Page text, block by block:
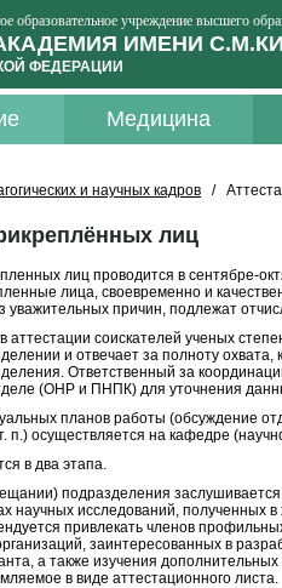
образовательное учреждение высшего
ИМЕНИ
ФЕДЕРАЦИИ
Медицина
и научных кадров /
лиц
лиц проводится в сентябре-
лица, своевременно и
причин, подлежат
соискателей ученых
и отвечает за полноту охвата,
Ответственный за
(ОНР и ПНПК) для уточнения
планов работы (обсуждение
п.) осуществляется на кафедре
в два этапа.
подразделения
научных исследований, полученных
привлекать членов
заинтересованных в
а также изучения
в виде аттестационного листа.